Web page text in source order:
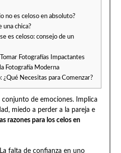
no es celoso en absoluto?
una chica?
es celoso: consejo de un
Fotografías Impactantes
Fotografía Moderna
¿Qué Necesitas para Comenzar?
conjunto de emociones. Implica
miedo a perder a la pareja e
razones para los celos en
La falta de confianza en uno